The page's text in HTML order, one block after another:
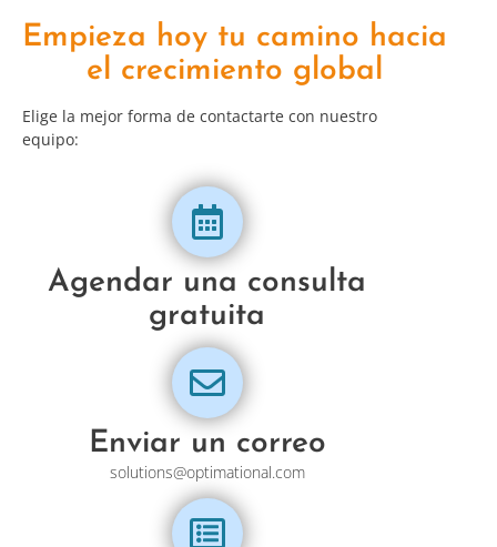
Empieza hoy tu camino hacia
el crecimiento global
Elige la mejor forma de contactarte con nuestro
equipo:
Agendar una consulta
gratuita
Enviar un correo
solutions@optimational.com